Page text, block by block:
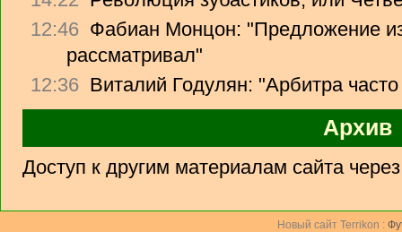
12:46 Фабиан Монцон: "Предложение
рассматривал"
12:36 Виталий Годулян: "Арбитра
Архив
Доступ к другим материалам сайта
Новый сайт Terrikon :